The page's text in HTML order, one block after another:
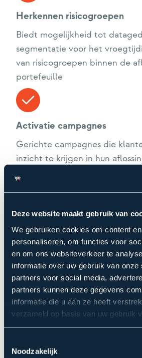
Deze website maakt gebruik van
We gebruiken cookies om content
personaliseren, om functies voor
en om ons websiteverkeer te
informatie over uw gebruik van onze
partners voor social media,
partners kunnen deze gegevens
informatie die u aan ze heeft
verzameld op basis van uw gebruik
Noodzakelijk
Herkennen risicogroepen
Biedt mogelijkheid tot
segmentatie voor het
van risicogroepen binnen de
portefeuille
Activatie campagnes
Gerichte campagnes die
inzicht te krijgen in hun
Online aflossingscheck voor
leningdelen, financiële
inzicht in risico’s en opties om
slag te gaan
Klantprofielen verrijking
Verrijkte klantprofielen met